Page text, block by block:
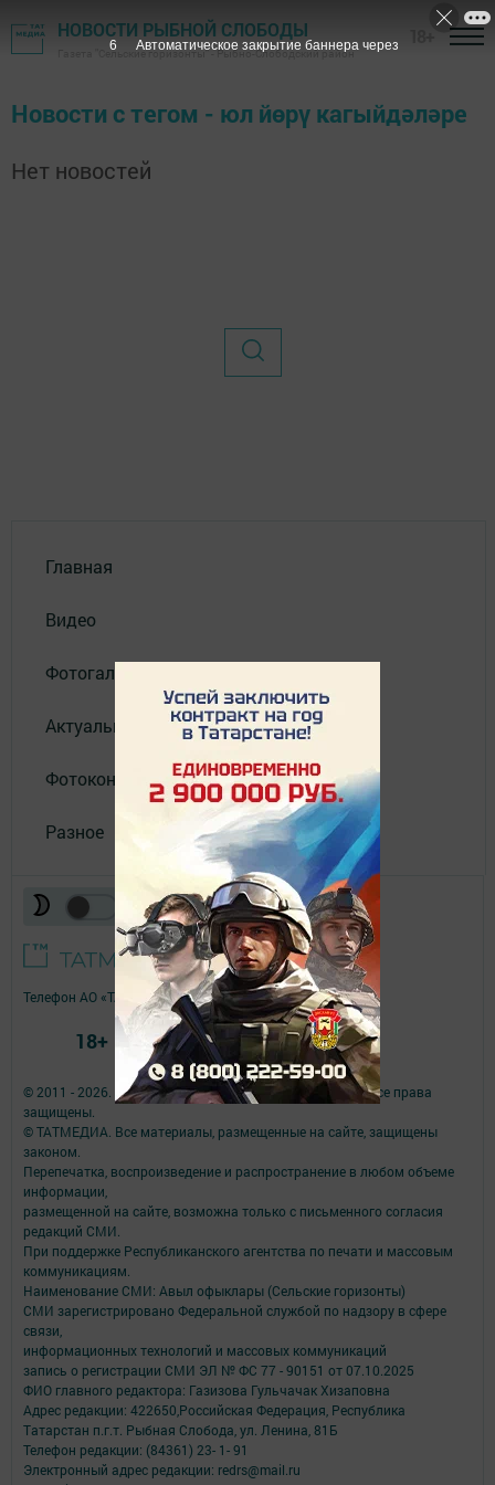
НОВОСТИ РЫБНОЙ СЛОБОДЫ
Газета "Сельские горизонты" - Рыбно-Слободский район
Новости с тегом - юл йөрү кагыйдәләре
Нет новостей
Главная
Видео
Фотогалереи
Актуальное видео
Фотоконкурс
Разное
© 2011 - 2026. Авыл офыклары (Сельские горизонты). Все права
защищены.
© ТАТМЕДИА. Все материалы, размещенные на сайте, защищены
законом.
Перепечатка, воспроизведение и распространение в любом объеме
информации,
размещенной на сайте, возможна только с письменного согласия
редакций СМИ.
При поддержке Республиканского агентства по печати и массовым
коммуникациям.
Наименование СМИ: Авыл офыклары (Сельские горизонты)
СМИ зарегистрировано Федеральной службой по надзору в сфере
связи,
информационных технологий и массовых коммуникаций
запись о регистрации СМИ ЭЛ № ФС 77 - 90151 от 07.10.2025
ФИО главного редактора: Газизова Гульчачак Хизаповна
Адрес редакции: 422650,Российская Федерация, Республика
Татарстан п.г.т. Рыбная Слобода, ул. Ленина, 81Б
Телефон редакции: (84361) 23- 1- 91
Электронный адрес редакции: redrs@mail.ru
Телефон АО «ТАТМЕДИА»:(843) 222 09 84
18+
6 Автоматическое закрытие баннера через